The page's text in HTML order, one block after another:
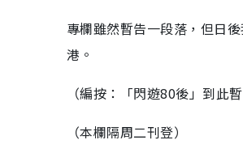
專欄雖然暫告一段落，但日
港。
（編按：「閃遊80後」到此
（本欄隔周二刊登）